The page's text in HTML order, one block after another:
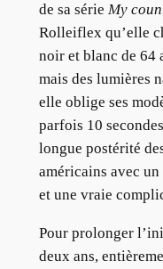
de sa série My
Rolleiflex qu’elle
noir et blanc de 64
mais des lumières
elle oblige ses
parfois 10
longue postérité
américains avec
et une vraie
Pour prolonger
deux ans,